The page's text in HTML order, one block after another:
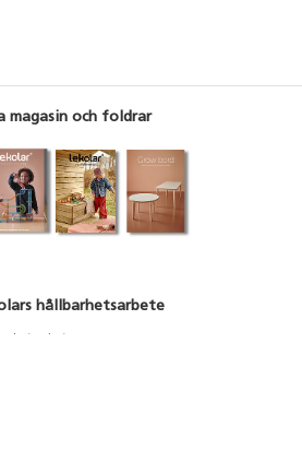
magasin och foldrar
hållbarhetsarbete